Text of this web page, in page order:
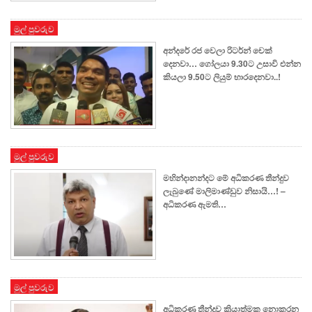
මුල් පුවරුව
අන්දරේ රජ වෙලා රිටර්න් චෙක්
දෙනවා… ගෝලයා 9.30ට උසාවි එන්න
කියලා 9.50ට ලියුම් භාරදෙනවා..!
මුල් පුවරුව
මහින්දානන්දට මේ අධිකරණ තීන්දුව
ලැබුණේ මාලිමාණ්ඩුව නිසායි…! –
අධිකරණ ඇමති…
මුල් පුවරුව
අධිකරණ තීන්දුව ක්‍රියාත්මක නොකරන